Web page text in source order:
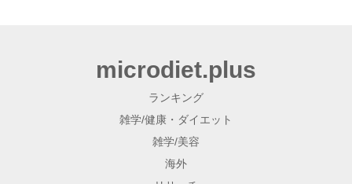
microdiet.plus
ランキング
雑学/健康・ダイエット
雑学/美容
海外